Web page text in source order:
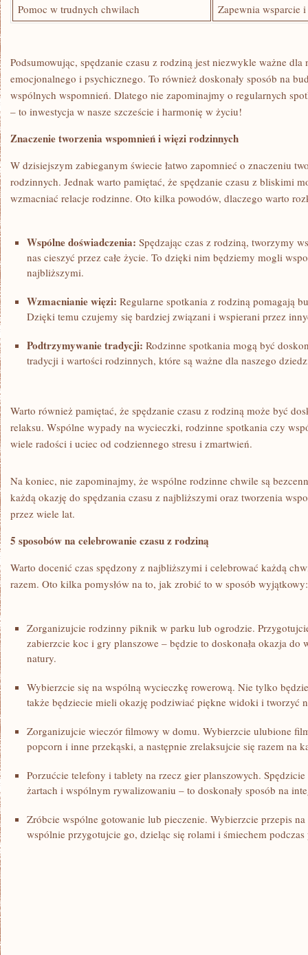
Pomoc w trudnych chwilach
Zapewnia wsparcie
Podsumowując, spędzanie czasu z rodziną jest niezwykle ważne dla
emocjonalnego i psychicznego. To również doskonały sposób na
wspólnych wspomnień. Dlatego ⁤nie zapominajmy o regularnych
– to inwestycja w nasze szczeście i ‍harmonię w życiu!
Znaczenie‍ tworzenia wspomnień i więzi rodzinnych
W dzisiejszym zabieganym świecie łatwo ​zapomnieć o ​znaczeniu
rodzinnych. Jednak warto pamiętać, że spędzanie czasu z bliskimi
wzmacniać relacje rodzinne.‌ Oto kilka powodów, dlaczego warto
Wspólne doświadczenia: Spędzając ‍czas z rodziną, tworzymy
nas cieszyć przez całe‌ życie. To dzięki nim będziemy mogli
najbliższymi.
Wzmacnianie więzi: Regularne spotkania z rodziną⁢ pomagają
Dzięki temu czujemy się bardziej związani i wspierani przez
Podtrzymywanie tradycji: Rodzinne spotkania mogą być
tradycji i wartości rodzinnych, które są ważne ⁤dla naszego
Warto również pamiętać, że spędzanie czasu z rodziną może być
relaksu. Wspólne wypady na wycieczki, rodzinne spotkania czy
wiele radości i uciec od ​codziennego stresu i zmartwień.
Na koniec, nie zapominajmy, że wspólne rodzinne chwile są
każdą okazję do spędzania czasu z najbliższymi oraz tworzenia⁢
przez wiele lat.
5 sposobów na celebrowanie czasu z rodziną
Warto docenić ⁣czas spędzony z najbliższymi i celebrować każdą
razem.⁤ Oto kilka pomysłów​ na to, jak zrobić to w sposób wyjątkowy:
Zorganizujcie rodzinny piknik w parku ⁤lub ogrodzie.
zabierzcie koc i gry planszowe – będzie to doskonała okazja do
natury.
Wybierzcie się na wspólną wycieczkę rowerową. Nie ​tylko
także będziecie mieli okazję podziwiać piękne widoki​ i tworzyć
Zorganizujcie wieczór filmowy w domu. Wybierzcie ulubione
popcorn i inne przekąski, a następnie zrelaksujcie się razem na
Porzućcie telefony i tablety ​na rzecz gier planszowych.
żartach i wspólnym rywalizowaniu – to doskonały sposób na
Zróbcie ‍wspólne gotowanie lub pieczenie. Wybierzcie przepis
wspólnie przygotujcie go, dzieląc się rolami i śmiechem ‍podczas